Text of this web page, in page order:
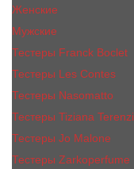
Женские
Мужские
Тестеры Franck Boclet
Тестеры Les Contes
Тестеры Nasomatto
Тестеры Tiziana Terenzi
Тестеры Jо Malоnе
Тестеры Zarkoperfume